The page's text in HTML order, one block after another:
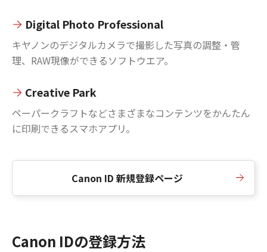
Digital Photo Professional
キヤノンのデジタルカメラで撮影した写真の調整・管
理、RAW現像ができるソフトウエア。
Creative Park
ペーパークラフトなどさまざまなコンテンツをかんたん
に印刷できるスマホアプリ。
Canon ID 新規登録ページ
Canon IDの登録方法